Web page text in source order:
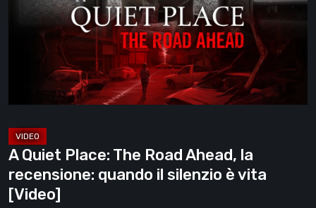
recensione:
quando
silenzio
è
vita
[Video]
A Quiet Place: The Road Ahead, la
recensione: quando il silenzio è vita
[Video]